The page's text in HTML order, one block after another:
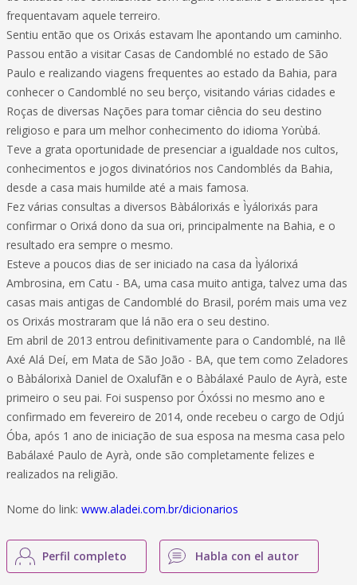
frequentavam aquele terreiro.
Sentiu então que os Orixás estavam lhe apontando um caminho.
Passou então a visitar Casas de Candomblé no estado de São
Paulo e realizando viagens frequentes ao estado da Bahia, para
conhecer o Candomblé no seu berço, visitando várias cidades e
Roças de diversas Nações para tomar ciência do seu destino
religioso e para um melhor conhecimento do idioma Yorùbá.
Teve a grata oportunidade de presenciar a igualdade nos cultos,
conhecimentos e jogos divinatórios nos Candomblés da Bahia,
desde a casa mais humilde até a mais famosa.
Fez várias consultas a diversos Bàbálorixás e Ìyálorixás para
confirmar o Orixá dono da sua ori, principalmente na Bahia, e o
resultado era sempre o mesmo.
Esteve a poucos dias de ser iniciado na casa da Ìyálorixá
Ambrosina, em Catu - BA, uma casa muito antiga, talvez uma das
casas mais antigas de Candomblé do Brasil, porém mais uma vez
os Orixás mostraram que lá não era o seu destino.
Em abril de 2013 entrou definitivamente para o Candomblé, na Ilê
Axé Alá Deí, em Mata de São João - BA, que tem como Zeladores
o Bàbálorixà Daniel de Oxalufãn e o Bàbálaxé Paulo de Ayrà, este
primeiro o seu pai. Foi suspenso por Óxóssi no mesmo ano e
confirmado em fevereiro de 2014, onde recebeu o cargo de Odjú
Óba, após 1 ano de iniciação de sua esposa na mesma casa pelo
Babálaxé Paulo de Ayrà, onde são completamente felizes e
realizados na religião.
Nome do link: www.aladei.com.br/dicionarios
Perfil completo Habla con el autor